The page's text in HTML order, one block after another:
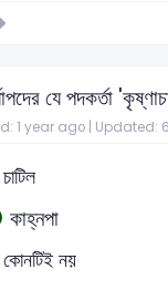
যে পদকর্তা
1 year ago | Updated:
চাটিল
কাহ্নপা
কোনটিই নয়